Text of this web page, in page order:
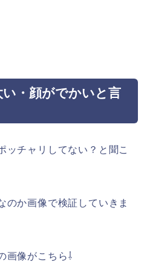
・顔がでかいと言
ッチャリしてない？と聞こ
のか画像で検証していきま
画像がこちら⇩